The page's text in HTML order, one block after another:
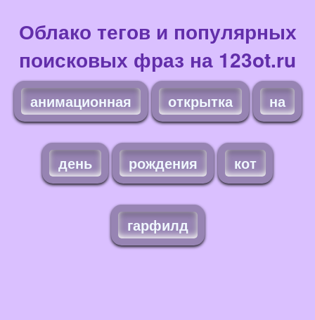
Облако тегов и популярных
поисковых фраз на 123ot.ru
анимационная открытка на
день рождения кот
гарфилд